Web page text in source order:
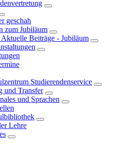
geschah
zum Jubiläum
Beiträge - Jubiläum
Studierendenservice
und Transfer
und Sprachen
Lehre